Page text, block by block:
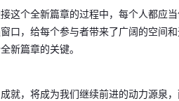
这个全新篇章的过程中，每个人都应
口，给每个参与者带来了广阔的空间
新篇章的关键。
就，将成为我们继续前进的动力源泉